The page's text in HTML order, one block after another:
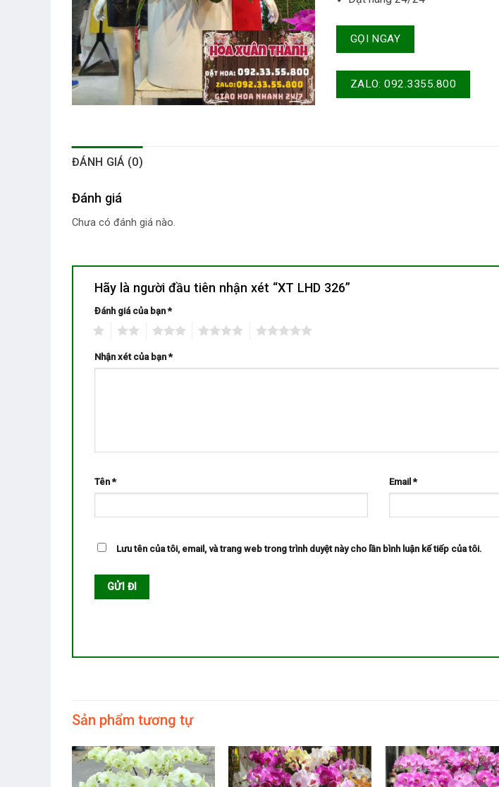
GỌI NGAY
ZALO: 092.3355.800
ĐÁNH GIÁ (0)
Đánh giá
Chưa có đánh giá nào.
Hãy là người đầu tiên nhận xét “XT LHD 326”
Đánh giá của bạn*
Nhận xét của bạn*
Tên* Email*
Lưu tên của tôi, email, và trang web trong trình duyệt này cho lần bình luận kế tiếp của tôi.
Sản phẩm tương tự